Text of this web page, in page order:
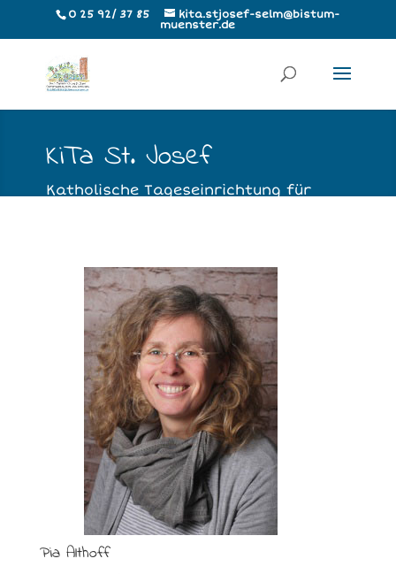
0 25 92/ 37 85
kita.stjosef-selm@bistum-
muenster.de
KiTa St. Josef
Katholische Tageseinrichtung für
Pia Althoff